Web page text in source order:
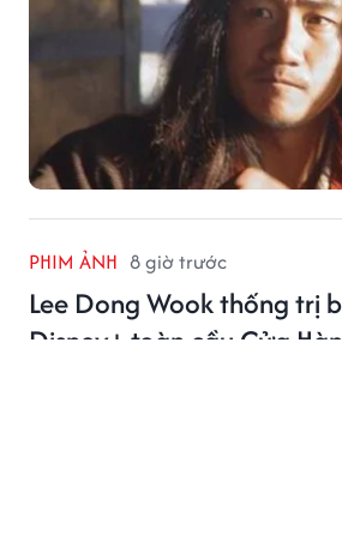
PHIM ẢNH 8 giờ trước
Lee Dong Wook thống trị
Disney+ toàn cầu Cửa